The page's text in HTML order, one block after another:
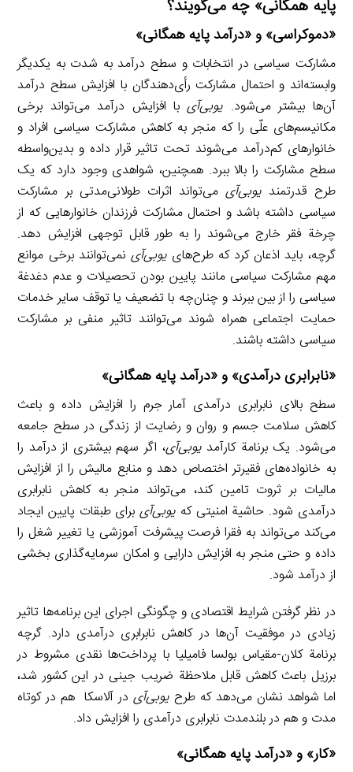
پایه همگانی» چه می‌گویند؟
«دموکراسی» و «درآمد پایه همگانی»
مشارکت سیاسی در انتخابات و سطح درآمد به شدت به یکدیگر
وابسته‌اند و احتمال مشارکت رأی‌دهندگان با افزایش سطح درآمد
آن‌ها بیشتر می‌شود. یوبی‌آیبا افزایش درآمد می‌تواند برخی
مکانیسم‌های علّی را که منجر به کاهش مشارکت سیاسی افراد و
خانوارهای کم‌درآمد می‌شوند تحت تاثیر قرار داده و بدین‌واسطه
سطح مشارکت را بالا ببرد. همچنین، شواهدی وجود دارد که یک
طرح قدرتمند یوبی‌آیمی‌تواند اثرات طولانی‌مدتی بر مشارکت
سیاسی داشته باشد و احتمال مشارکت فرزندان خانوارهایی که از
چرخة فقر خارج می‌شوند را به طور قابل توجهی افزایش دهد.
گرچه، باید اذعان کرد که طرح‌هاییوبی‌آی نمی‌توانند برخی موانع
مهم مشارکت سیاسی مانند پایین بودن تحصیلات و عدم دغدغة
سیاسی را از بین ببرند و چنان‌چه با تضعیف یا توقف سایر خدمات
حمایت اجتماعی همراه شوند می‌توانند تاثیر منفی بر مشارکت
سیاسی داشته باشند.
«نابرابری درآمدی» و «درآمد پایه همگانی»
سطح بالای نابرابری درآمدی آمار جرم را افزایش داده و باعث
کاهش سلامت جسم و روان و رضایت از زندگی در سطح جامعه
می‌شود. یک برنامة کارآمدیوبی‌آی، اگر سهم بیشتری از درآمد را
به خانواده‌های فقیرتر اختصاص دهد و منابع مالیش را از افزایش
مالیات بر ثروت تامین کند، می‌تواند منجر به کاهش نابرابری
درآمدی شود. حاشیة امنیتی که یوبی‌آیبرای طبقات پایین ایجاد
می‌کند می‌تواند به فقرا فرصت پیشرفت آموزشی یا تغییر شغل را
داده و حتی منجر به افزایش دارایی و امکان سرمایه‌گذاری بخشی
از درآمد شود.
در نظر گرفتن شرایط اقتصادی و چگونگی اجرای این برنامه‌ها تاثیر
زیادی در موفقیت آن‌ها در کاهش نابرابری درآمدی دارد. گرچه
برنامة کلان-مقیاس بولسا فامیلیا با پرداخت‌ها نقدی مشروط در
برزیل باعث کاهش قابل ملاحظة ضریب جینی در این کشور شد،
اما شواهد نشان می‌دهد که طرح یوبی‌آی در آلاسکا هم در کوتاه
مدت و هم در بلندمدت نابرابری درآمدی را افزایش داد.
«کار» و «درآمد پایه همگانی»